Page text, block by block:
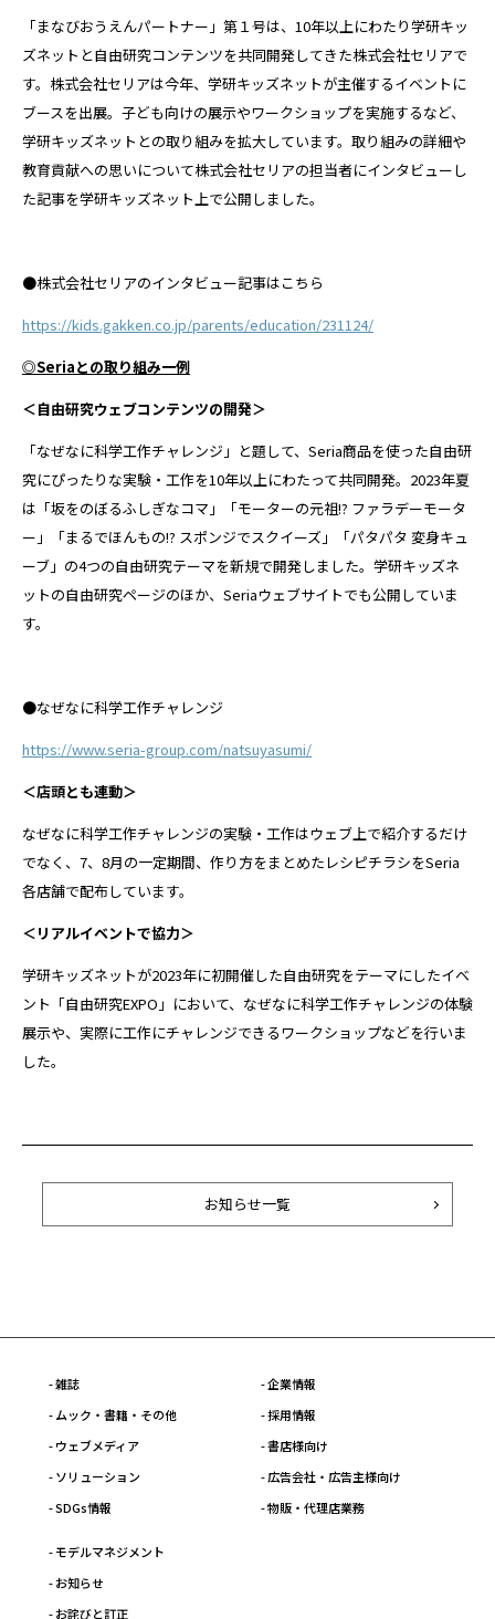
「まなびおうえんパートナー」第１号は、10年以上にわたり学研キッ
ズネットと自由研究コンテンツを共同開発してきた株式会社セリアで
す。株式会社セリアは今年、学研キッズネットが主催するイベントに
ブースを出展。子ども向けの展示やワークショップを実施するなど、
学研キッズネットとの取り組みを拡大しています。取り組みの詳細や
教育貢献への思いについて株式会社セリアの担当者にインタビューし
た記事を学研キッズネット上で公開しました。
●株式会社セリアのインタビュー記事はこちら
https://kids.gakken.co.jp/parents/education/231124/
◎Seriaとの取り組み一例
＜自由研究ウェブコンテンツの開発＞
「なぜなに科学工作チャレンジ」と題して、Seria商品を使った自由研
究にぴったりな実験・工作を10年以上にわたって共同開発。2023年夏
は「坂をのぼるふしぎなコマ」「モーターの元祖!? ファラデーモータ
ー」「まるでほんもの!? スポンジでスクイーズ」「パタパタ 変身キュ
ーブ」の4つの自由研究テーマを新規で開発しました。学研キッズネ
ットの自由研究ページのほか、Seriaウェブサイトでも公開していま
す。
●なぜなに科学工作チャレンジ
https://www.seria-group.com/natsuyasumi/
＜店頭とも連動＞
なぜなに科学工作チャレンジの実験・工作はウェブ上で紹介するだけ
でなく、7、8月の一定期間、作り方をまとめたレシピチラシをSeria
各店舗で配布しています。
＜リアルイベントで協力＞
学研キッズネットが2023年に初開催した自由研究をテーマにしたイベ
ント「自由研究EXPO」において、なぜなに科学工作チャレンジの体験
展示や、実際に工作にチャレンジできるワークショップなどを行いま
した。
お知らせ一覧
- 雑誌
- ムック・書籍・その他
- ウェブメディア
- ソリューション
- SDGs情報
- 企業情報
- 採用情報
- 書店様向け
- 広告会社・広告主様向け
- 物販・代理店業務
- モデルマネジメント
- お知らせ
- お詫びと訂正